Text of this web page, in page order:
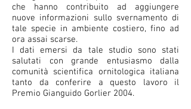
che hanno contribuito ad aggiungere
nuove informazioni sullo svernamento di
tale specie in ambiente costiero, fino ad
ora assai scarse.
I dati emersi da tale studio sono stati
salutati con grande entusiasmo dalla
comunità scientifica ornitologica italiana
tanto da conferire a questo lavoro il
Premio Gianguido Gorlier 2004.